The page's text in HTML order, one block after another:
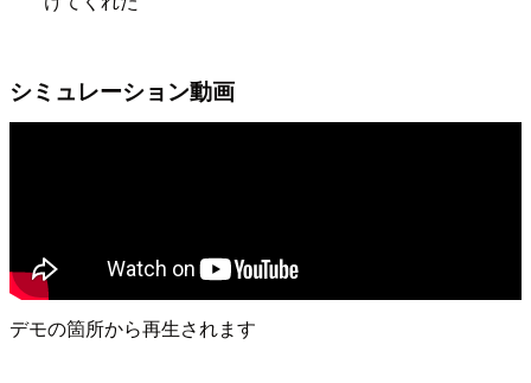
シミュレーション動画
デモの箇所から再生されます